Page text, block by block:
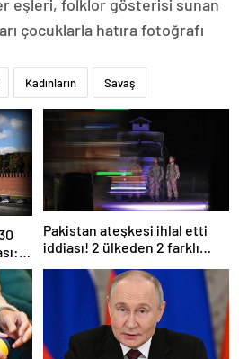
eşleri, folklor gösterisi sunan
çocuklarla hatıra fotoğrafı
Kadınların Savaş
Pakistan ateşkesi ihlal etti
iddiası! 2 ülkeden 2 farklı